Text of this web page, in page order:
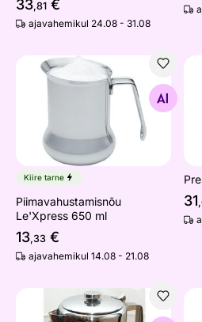
33,81 €
ajavahemikul 24.08 - 31.08
Piimavahustamisnõu
Otsi sarnaseid
Kiire tarne
Piimavahustamisnõu
Le'Xpress 650 ml
13,33 €
ajavahemikul 14.08 - 21.08
31
Kohvikann 3 L